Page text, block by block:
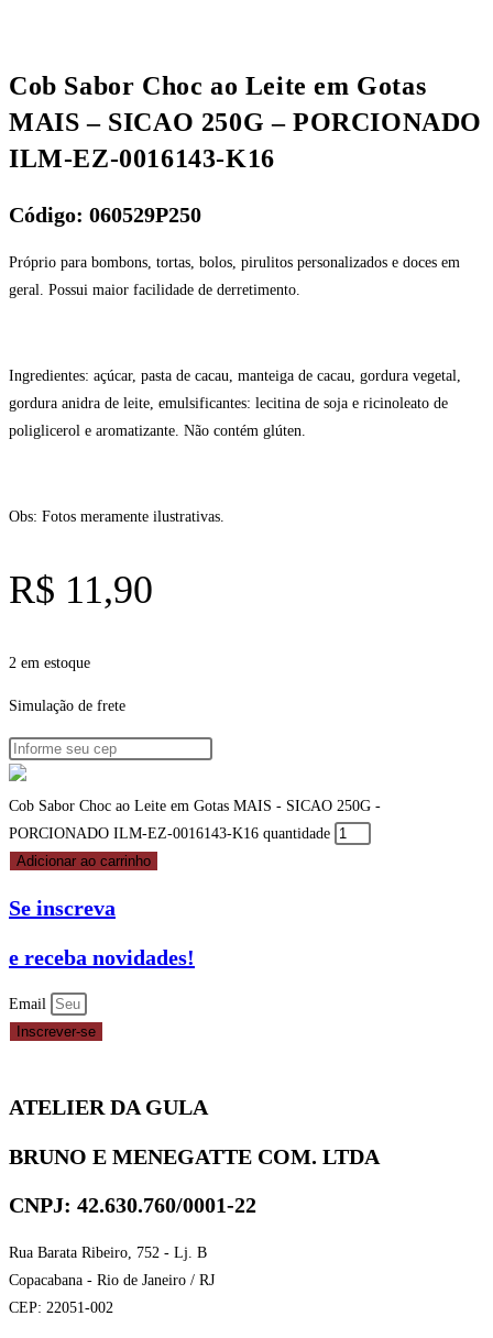
Cob Sabor Choc ao Leite em Gotas
MAIS – SICAO 250G – PORCIONADO
ILM-EZ-0016143-K16
Código: 060529P250
Próprio para bombons, tortas, bolos, pirulitos personalizados e doces em
geral. Possui maior facilidade de derretimento.
Ingredientes: açúcar, pasta de cacau, manteiga de cacau, gordura vegetal,
gordura anidra de leite, emulsificantes: lecitina de soja e ricinoleato de
poliglicerol e aromatizante. Não contém glúten.
Obs: Fotos meramente ilustrativas.
R$ 11,90
2 em estoque
Simulação de frete
Cob Sabor Choc ao Leite em Gotas MAIS - SICAO 250G -
PORCIONADO ILM-EZ-0016143-K16 quantidade
Adicionar ao carrinho
Se inscreva
e receba novidades!
Email
Inscrever-se
ATELIER DA GULA
BRUNO E MENEGATTE COM. LTDA
CNPJ: 42.630.760/0001-22
Rua Barata Ribeiro, 752 - Lj. B
Copacabana - Rio de Janeiro / RJ
CEP: 22051-002